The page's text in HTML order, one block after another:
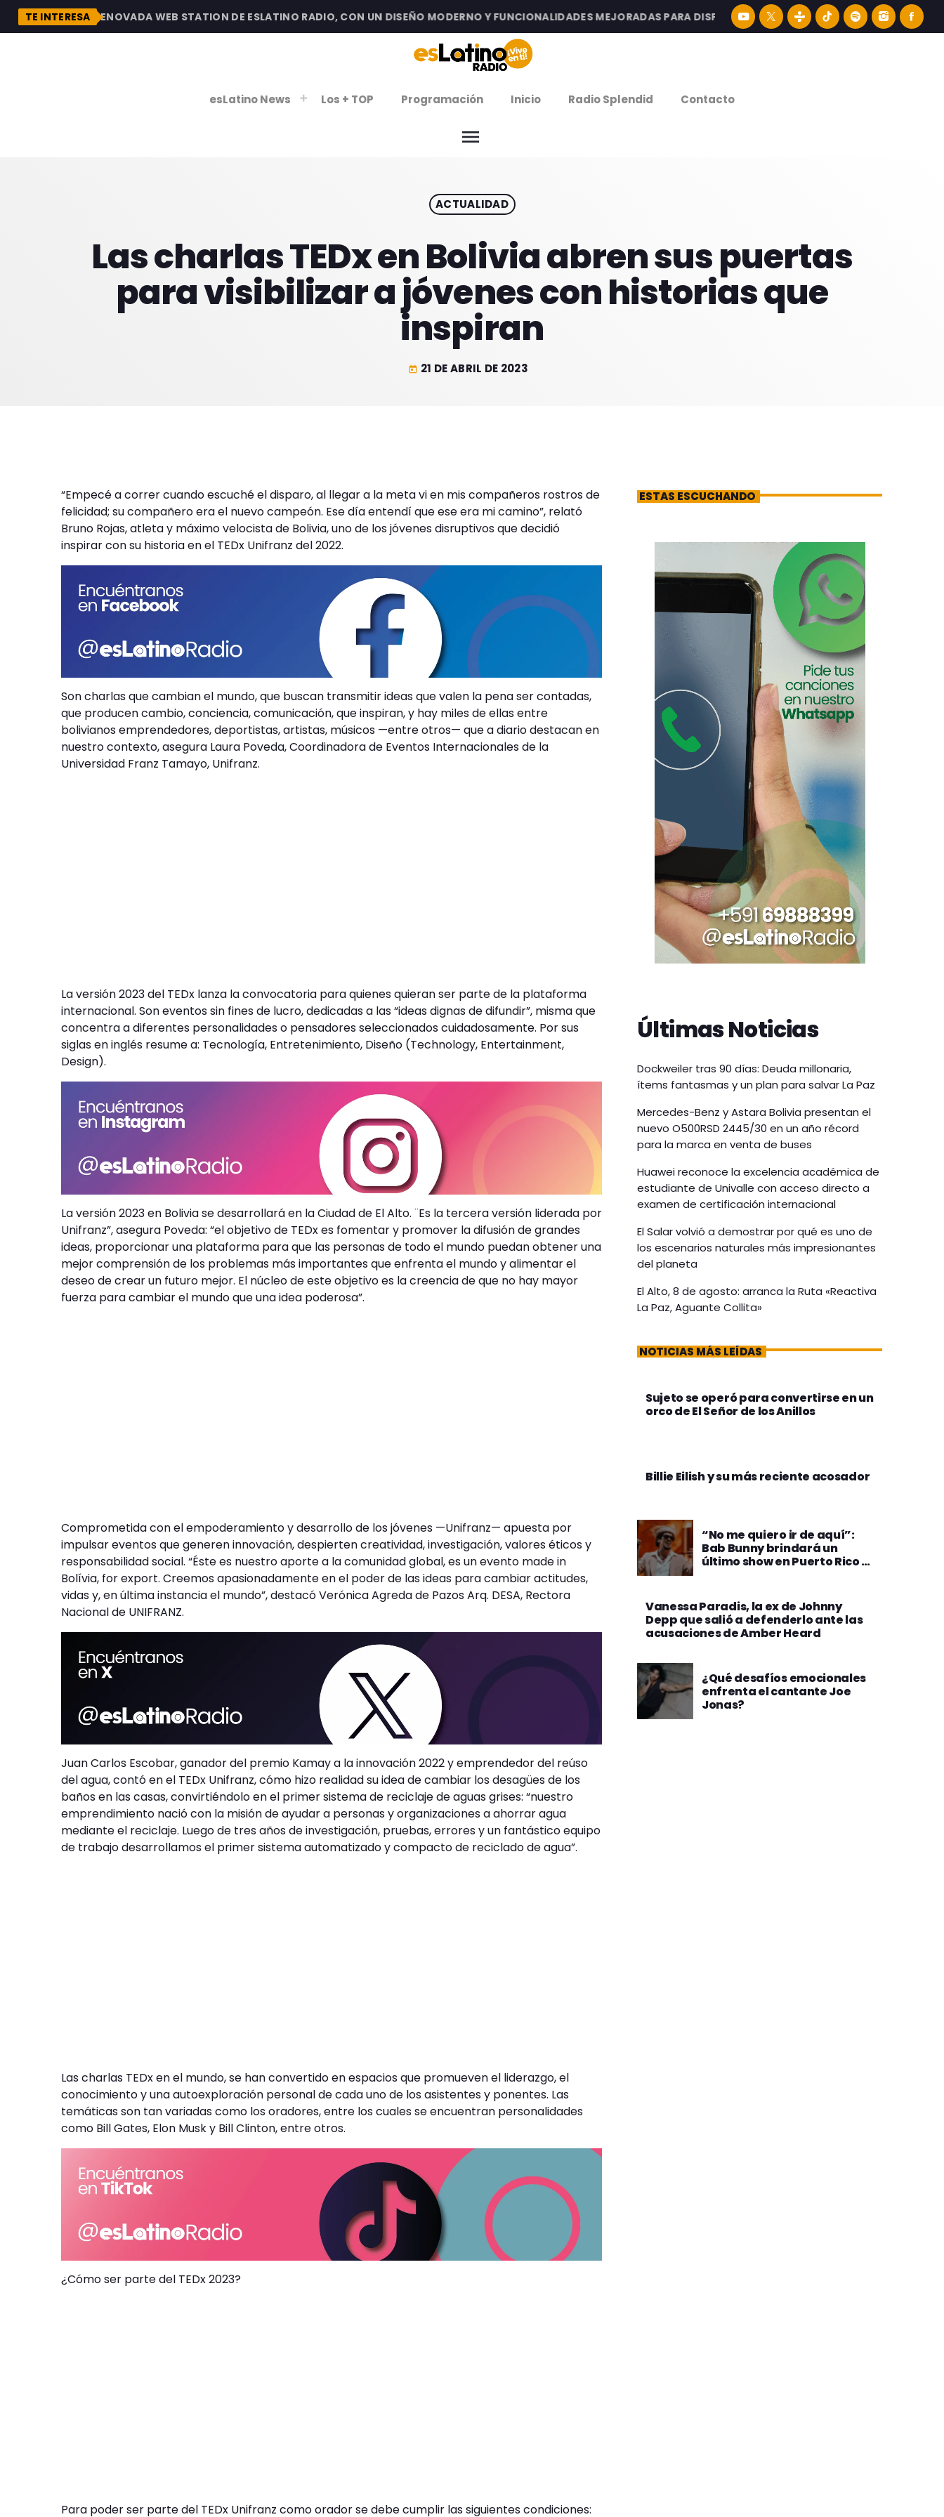
TE INTERESA
DESCUBRE LA RENOVADA WEB STATION DE ESLATINO RADIO, CON UN DISEÑO MODERNO Y FUNCIONALIDADES MEJORADAS PARA DISFRUTAR LA MEJOR MÚSICA LATINA Y
esLatino News Los + TOP Programación Inicio Radio Splendid Contacto
menu
ACTUALIDAD
Las charlas TEDx en Bolivia abren sus puertas
para visibilizar a jóvenes con historias que
inspiran
today 21 DE ABRIL DE 2023
“Empecé a correr cuando escuché el disparo, al llegar a la meta vi en mis compañeros rostros de
felicidad; su compañero era el nuevo campeón. Ese día entendí que ese era mi camino”, relató
Bruno Rojas, atleta y máximo velocista de Bolivia, uno de los jóvenes disruptivos que decidió
inspirar con su historia en el TEDx Unifranz del 2022.
Son charlas que cambian el mundo, que buscan transmitir ideas que valen la pena ser contadas,
que producen cambio, conciencia, comunicación, que inspiran, y hay miles de ellas entre
bolivianos emprendedores, deportistas, artistas, músicos —entre otros— que a diario destacan en
nuestro contexto, asegura Laura Poveda, Coordinadora de Eventos Internacionales de la
Universidad Franz Tamayo, Unifranz.
La versión 2023 del TEDx lanza la convocatoria para quienes quieran ser parte de la plataforma
internacional. Son eventos sin fines de lucro, dedicadas a las “ideas dignas de difundir”, misma que
concentra a diferentes personalidades o pensadores seleccionados cuidadosamente. Por sus
siglas en inglés resume a: Tecnología, Entretenimiento, Diseño (Technology, Entertainment,
Design).
La versión 2023 en Bolivia se desarrollará en la Ciudad de El Alto. ¨Es la tercera versión liderada por
Unifranz”, asegura Poveda: “el objetivo de TEDx es fomentar y promover la difusión de grandes
ideas, proporcionar una plataforma para que las personas de todo el mundo puedan obtener una
mejor comprensión de los problemas más importantes que enfrenta el mundo y alimentar el
deseo de crear un futuro mejor. El núcleo de este objetivo es la creencia de que no hay mayor
fuerza para cambiar el mundo que una idea poderosa”.
Comprometida con el empoderamiento y desarrollo de los jóvenes —Unifranz— apuesta por
impulsar eventos que generen innovación, despierten creatividad, investigación, valores éticos y
responsabilidad social. “Éste es nuestro aporte a la comunidad global, es un evento made in
Bolívia, for export. Creemos apasionadamente en el poder de las ideas para cambiar actitudes,
vidas y, en última instancia el mundo”, destacó Verónica Agreda de Pazos Arq. DESA, Rectora
Nacional de UNIFRANZ.
Juan Carlos Escobar, ganador del premio Kamay a la innovación 2022 y emprendedor del reúso
del agua, contó en el TEDx Unifranz, cómo hizo realidad su idea de cambiar los desagües de los
baños en las casas, convirtiéndolo en el primer sistema de reciclaje de aguas grises: “nuestro
emprendimiento nació con la misión de ayudar a personas y organizaciones a ahorrar agua
mediante el reciclaje. Luego de tres años de investigación, pruebas, errores y un fantástico equipo
de trabajo desarrollamos el primer sistema automatizado y compacto de reciclado de agua”.
Las charlas TEDx en el mundo, se han convertido en espacios que promueven el liderazgo, el
conocimiento y una autoexploración personal de cada uno de los asistentes y ponentes. Las
temáticas son tan variadas como los oradores, entre los cuales se encuentran personalidades
como Bill Gates, Elon Musk y Bill Clinton, entre otros.
¿Cómo ser parte del TEDx 2023?
Para poder ser parte del TEDx Unifranz como orador se debe cumplir las siguientes condiciones:
ESTAS ESCUCHANDO
Últimas Noticias
Dockweiler tras 90 días: Deuda millonaria,
ítems fantasmas y un plan para salvar La Paz
Mercedes-Benz y Astara Bolivia presentan el
nuevo O500RSD 2445/30 en un año récord
para la marca en venta de buses
Huawei reconoce la excelencia académica de
estudiante de Univalle con acceso directo a
examen de certificación internacional
El Salar volvió a demostrar por qué es uno de
los escenarios naturales más impresionantes
del planeta
El Alto, 8 de agosto: arranca la Ruta «Reactiva
La Paz, Aguante Collita»
NOTICIAS MÁS LEÍDAS
Sujeto se operó para convertirse en un
orco de El Señor de los Anillos
Billie Eilish y su más reciente acosador
“No me quiero ir de aquí”:
Bab Bunny brindará un
último show en Puerto Rico y
Vanessa Paradis, la ex de Johnny
Depp que salió a defenderlo ante las
acusaciones de Amber Heard
¿Qué desafíos emocionales
enfrenta el cantante Joe
Jonas?